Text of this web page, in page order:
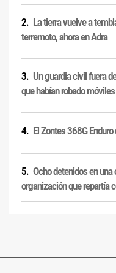
La tierra vuelve a
terremoto, ahora en Adra
Un guardia civil fuera
que habían robado
El Zontes 368G
Ocho detenidos en una
organización que repartía